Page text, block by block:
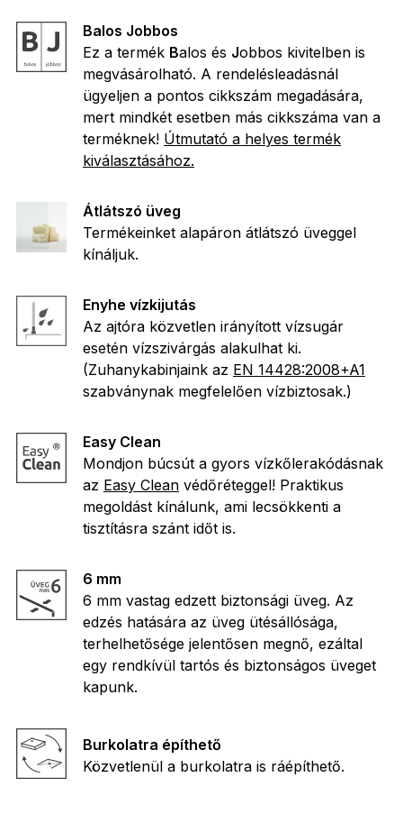
Balos Jobbos
Ez a termék Balos és Jobbos kivitelben is
megvásárolható. A rendelésleadásnál
ügyeljen a pontos cikkszám megadására,
mert mindkét esetben más cikkszáma van a
terméknek! Útmutató a helyes termék
kiválasztásához.
Átlátszó üveg
Termékeinket alapáron átlátszó üveggel
kínáljuk.
Enyhe vízkijutás
Az ajtóra közvetlen irányított vízsugár
esetén vízszivárgás alakulhat ki.
(Zuhanykabinjaink az EN 14428:2008+A1
szabványnak megfelelően vízbiztosak.)
Easy Clean
Mondjon búcsút a gyors vízkőlerakódásnak
az Easy Clean védőréteggel! Praktikus
megoldást kínálunk, ami lecsökkenti a
tisztításra szánt időt is.
6 mm
6 mm vastag edzett biztonsági üveg. Az
edzés hatására az üveg ütésállósága,
terhelhetősége jelentősen megnő, ezáltal
egy rendkívül tartós és biztonságos üveget
kapunk.
Burkolatra építhető
Közvetlenül a burkolatra is ráépíthető.